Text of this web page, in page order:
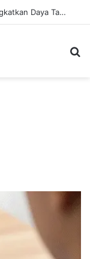
Strategi Kesehatan Harian untuk Meningkatkan Daya Tahan Tubuh dalam Beraktivitas